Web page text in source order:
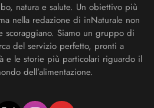
natura e salute. Un obiettivo più
nella redazione di inNaturale non
scoraggiano. Siamo un gruppo di
del servizio perfetto, pronti a
e le storie più particolari riguardo il
dell’alimentazione.